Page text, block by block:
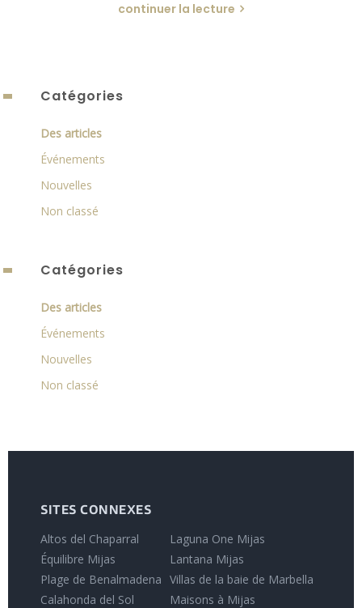
continuer la lecture
Catégories
Des articles
Événements
Nouvelles
Non classé
Catégories
Des articles
Événements
Nouvelles
Non classé
SITES CONNEXES
Altos del Chaparral
Équilibre Mijas
Plage de Benalmadena
Calahonda del Sol
Laguna One Mijas
Lantana Mijas
Villas de la baie de Marbella
Maisons à Mijas